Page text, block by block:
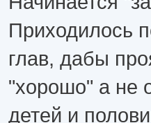
Приходилось
глав, дабы
"хорошо" а не
детей и